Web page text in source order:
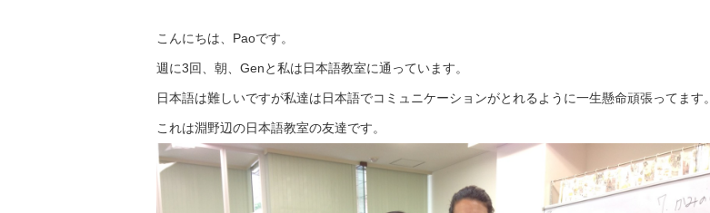
こんにちは、Paoです。
週に3回、朝、Genと私は日本語教室に通っています。
日本語は難しいですが私達は日本語でコミュニケーションがとれるように一生懸命頑張ってます。
これは淵野辺の日本語教室の友達です。